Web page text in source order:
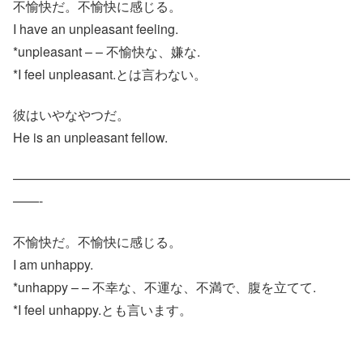
不愉快だ。不愉快に感じる。
I have an unpleasant feeling.
*unpleasant – – 不愉快な、嫌な.
*I feel unpleasant.とは言わない。
彼はいやなやつだ。
He is an unpleasant fellow.
——————————————————————————
——-
不愉快だ。不愉快に感じる。
I am unhappy.
*unhappy – – 不幸な、不運な、不満で、腹を立てて.
*I feel unhappy.とも言います。